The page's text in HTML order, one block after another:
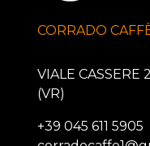
CORRADO
VIALE CASSERE
(VR)
+39 045 611 5905